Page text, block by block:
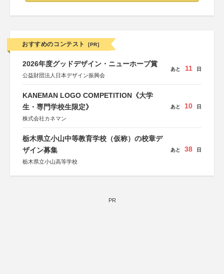
おすすめのコンテスト [PR]
2026年度グッドデザイン・ニューホープ賞
公益財団法人日本デザイン振興会
あと 11 日
KANEMAN LOGO COMPETITION《大学
生・専門学校生限定》
株式会社カネマン
あと 10 日
栃木県立小山中等教育学校（仮称）の校章デ
ザイン募集
栃木県立小山高等学校
あと 38 日
PR